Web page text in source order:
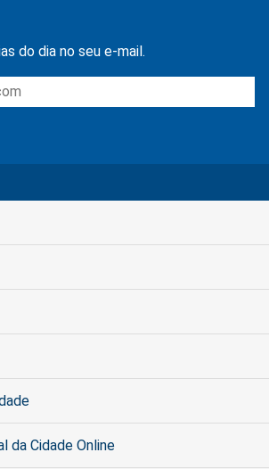
do dia no seu e-mail.
da Cidade Online